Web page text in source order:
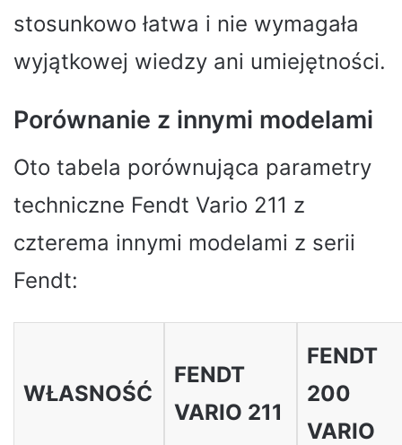
stosunkowo łatwa i nie wymagała
wyjątkowej wiedzy ani umiejętności.
Porównanie z innymi modelami
Oto tabela porównująca parametry
techniczne Fendt Vario 211 z
czterema innymi modelami z serii
Fendt:
WŁASNOŚĆ
FENDT
VARIO 211
FENDT
200
VARIO